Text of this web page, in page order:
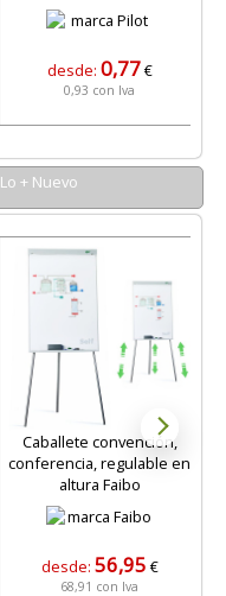
desde: 0,77€
0,93 con Iva
Lo + Nuevo
Caballete convención,
conferencia, regulable en
altura Faibo
desde: 56,95 €
68,91 con Iva